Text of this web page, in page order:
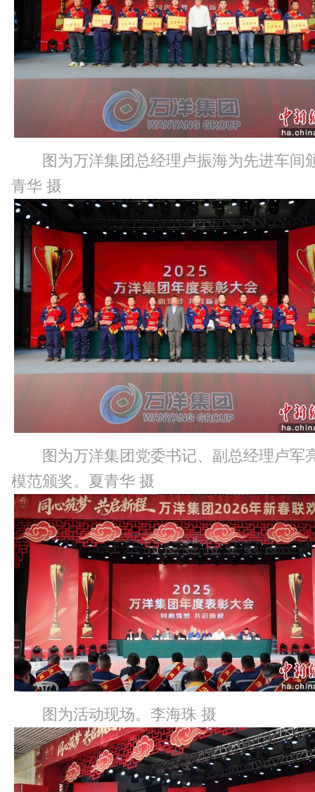
图为万洋集团总经理卢振海为先进车间
青华 摄
图为万洋集团党委书记、副总经理卢军
模范颁奖。夏青华 摄
图为活动现场。李海珠 摄